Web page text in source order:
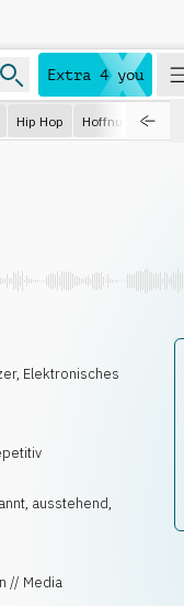
Extra 4 you
Hip Hop Hoffnungsvoll
, Elektronisches
ausstehend,
// Media